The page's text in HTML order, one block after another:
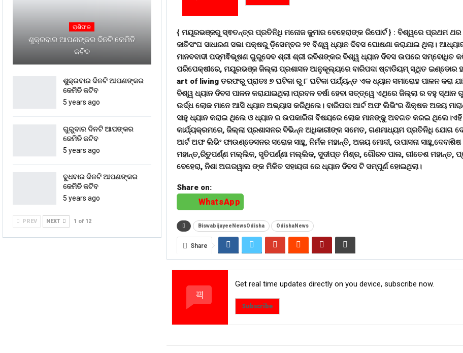
{ ମୟୂରଭଞ୍ଜରୁ ସ୍ଵତନ୍ତ୍ର ପ୍ରତିନିଧି ମନୋଜ କୁମାର ବେହେରାଙ୍କ ରିପୋର୍ଟ } : ବିଶ୍ୱରେ ପ୍ରଥମ ଥର
ଜାତିସଂଘ ସାଧାରଣ ସଭା ପକ୍ଷରୁ ଡ଼ିସେମ୍ବର ୨୧ ବିଶ୍ୱ ଧ୍ୟାନ ଦିବସ ଘୋଷଣା କରାଯାଇ ଥିଲା।
ମାନବବାଦୀ ପଦ୍ମଵିଭୂଷଣ ଗୁରୁଦେବ ଶ୍ରୀ ଶ୍ରୀ ରବିଶଙ୍କର ବିଶ୍ୱ ଧ୍ୟାନ ଦିବସ ଉପରେ ସମ୍ବୋଧିତ
ପରିପେକ୍ଷୀରେ, ମୟୂରଭଞ୍ଜ ଜିଲ୍ଲା ପ୍ରଶାସନ ଆନୁକୂଲ୍ୟରେ ବାରିପଦା ଷ୍ଟାଡିୟମ୍ ସ୍ଥିତ ଇଣ୍ଡୋର
art of living ତରଫରୁ ପ୍ରାତଃ ୭ ଘଟିକା ରୁ ୮ ଘଟିକା ପର୍ଯ୍ୟନ୍ତ ଏକ ଧ୍ୟାନ ସମାରୋହ ପାଳନ କରା
ବିଶ୍ୱ ଧ୍ୟାନ ଦିବସ ପାଳନ କରାଯାଇଥିଲା।ପ୍ରବଳ ବର୍ଷା ହେବା ସତ୍ତ୍ୱେ ଏଥିରେ ଜିଲ୍ଲା ର ବହୁ ସ୍ଥାନ
ଉର୍ଦ୍ଧ ଲୋକ ମାନେ ଆସି ଧ୍ୟାନ ଅଭ୍ୟାସ କରିଥିଲେ। ବାରିପଦା ଆର୍ଟ ଅଫ ଲିଭିଂର ଶିକ୍ଷକ ଅଜୟ
ସାହୁ ଧ୍ୟାନ କରାଇ ଥିଲେ ଓ ଧ୍ୟାନ ର ଉପକାରିତା ବିଷୟରେ ଲୋକ ମାନଙ୍କୁ ଅବଗତ କରଇ ଥିଲେ।ଏହି
କାର୍ଯ୍ୟକ୍ରମରେ, ଜିଲ୍ଲା ପ୍ରଶାସନର ବିଭିନ୍ନ ଅଧିକାରୀଙ୍କ ସମେତ, ଗଣମାଧ୍ୟମ ପ୍ରତିନିଧି ଯୋଗ
ଆର୍ଟ ଅଫ ଲିଭିଂ ଫାଉଣ୍ଡେସନର ସରୋଜ ସାହୁ, ନିର୍ମଳ ମହାନ୍ତି, ଅଜୟ ମୋଦୀ, ଉପାସନା ସାହୁ,ଦେବାଶିଷ
ମହାନ୍ତ,ରିତୁପର୍ଣ୍ଣ ମଲ୍ଲିକ, ସୃତିପର୍ଣ୍ଣା ମଲ୍ଲିକ, ସୁଦୀପ୍ତ ମିଶ୍ର, ଗୌରବ ପାଲ, ଗୀତେଶ ମହାନ୍ତ,
ବେହେରା, ନିଶା ଅଗରୱାଲ ଙ୍କ ମିଳିତ ସହାୟତା ରେ ଧ୍ୟାନ ଦିବସ ଟି ସମ୍ପୂର୍ଣ ହୋଇଥିଲା।
Share on:
WhatsApp
BiswabijayeeNewsOdisha OdishaNews
Share
Get real time updates directly on you device, subscribe now.
Subscribe
ରାଶିଫଳ
ଶୁକ୍ରବାର ଆପଣଙ୍କର ଦିନଟି କେମିତି
କଟିବ
ଶୁକ୍ରବାର ଦିନଟି ଆପଣଙ୍କର
କେମିତି କଟିବ
5 years ago
ଗୁରୁବାର ଦିନଟି ଆପଙ୍କର
କେମିତି କଟିବ
5 years ago
ବୁଧବାର ଦିନଟି ଆପଣଙ୍କର
କେମିତି କଟିବ
5 years ago
PREV NEXT 1 of 12